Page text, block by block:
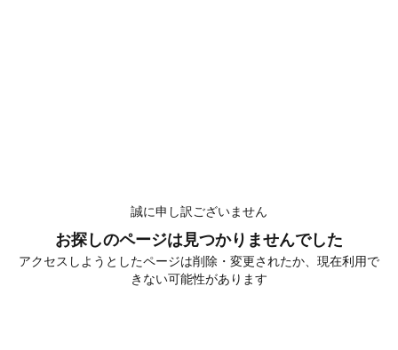
誠に申し訳ございません
お探しのページは見つかりませんでした
アクセスしようとしたページは削除・変更されたか、現在利用で
きない可能性があります